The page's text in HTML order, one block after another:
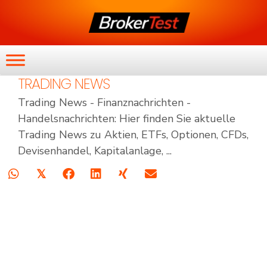
TRADING NEWS
Trading News - Finanznachrichten -
Handelsnachrichten: Hier finden Sie aktuelle
Trading News zu Aktien, ETFs, Optionen, CFDs,
Devisenhandel, Kapitalanlage, ...
𝕏